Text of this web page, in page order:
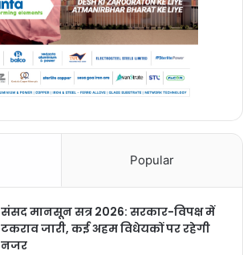
Popular
संसद मानसून सत्र 2026: सरकार-विपक्ष में
टकराव जारी, कई अहम विधेयकों पर रहेगी
नजर